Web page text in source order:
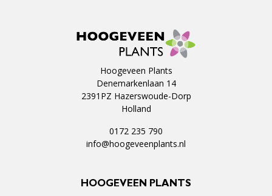
Hoogeveen Plants
Denemarkenlaan 14
2391PZ Hazerswoude-Dorp
Holland
0172 235 790
info@hoogeveenplants.nl
HOOGEVEEN PLANTS